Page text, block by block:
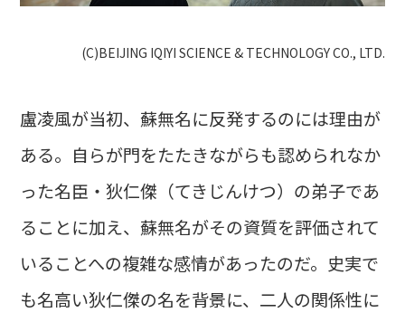
(C)BEIJING IQIYI SCIENCE & TECHNOLOGY CO., LTD.
盧凌風が当初、蘇無名に反発するのには理由が
ある。自らが門をたたきながらも認められなか
った名臣・狄仁傑（てきじんけつ）の弟子であ
ることに加え、蘇無名がその資質を評価されて
いることへの複雑な感情があったのだ。史実で
も名高い狄仁傑の名を背景に、二人の関係性に